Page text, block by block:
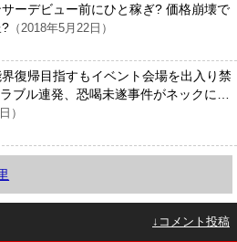
ーデビュー前にひと稼ぎ? 価格崩壊で
? （2018年5月22日）
復帰目指すもイベント会場を出入り禁
ブル連発、恐喝未遂事件がネックに…
）
↓コメント投稿